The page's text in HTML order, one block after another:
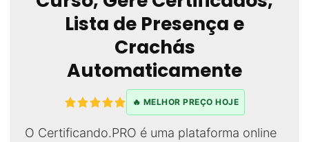
Lista de Presença e
Crachás
Automaticamente
🔥 MELHOR PREÇO HOJE
O Certificando.PRO é uma plataforma online